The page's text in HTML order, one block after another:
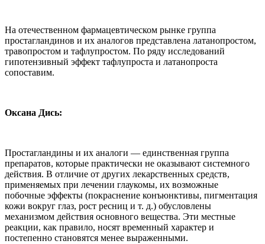
На отечественном фармацевтическом рынке группа
простагландинов и их аналогов представлена латанопростом,
травопростом и тафлупростом. По ряду исследований
гипотензивный эффект тафлупроста и латанопроста
сопоставим.
Оксана Дись:
Простагландины и их аналоги — единственная группа
препаратов, которые практически не оказывают системного
действия. В отличие от других лекарственных средств,
применяемых при лечении глаукомы, их возможные
побочные эффекты (покраснение конъюнктивы, пигментация
кожи вокруг глаз, рост ресниц и т. д.) обусловлены
механизмом действия основного вещества. Эти местные
реакции, как правило, носят временный характер и
постепенно становятся менее выраженными.